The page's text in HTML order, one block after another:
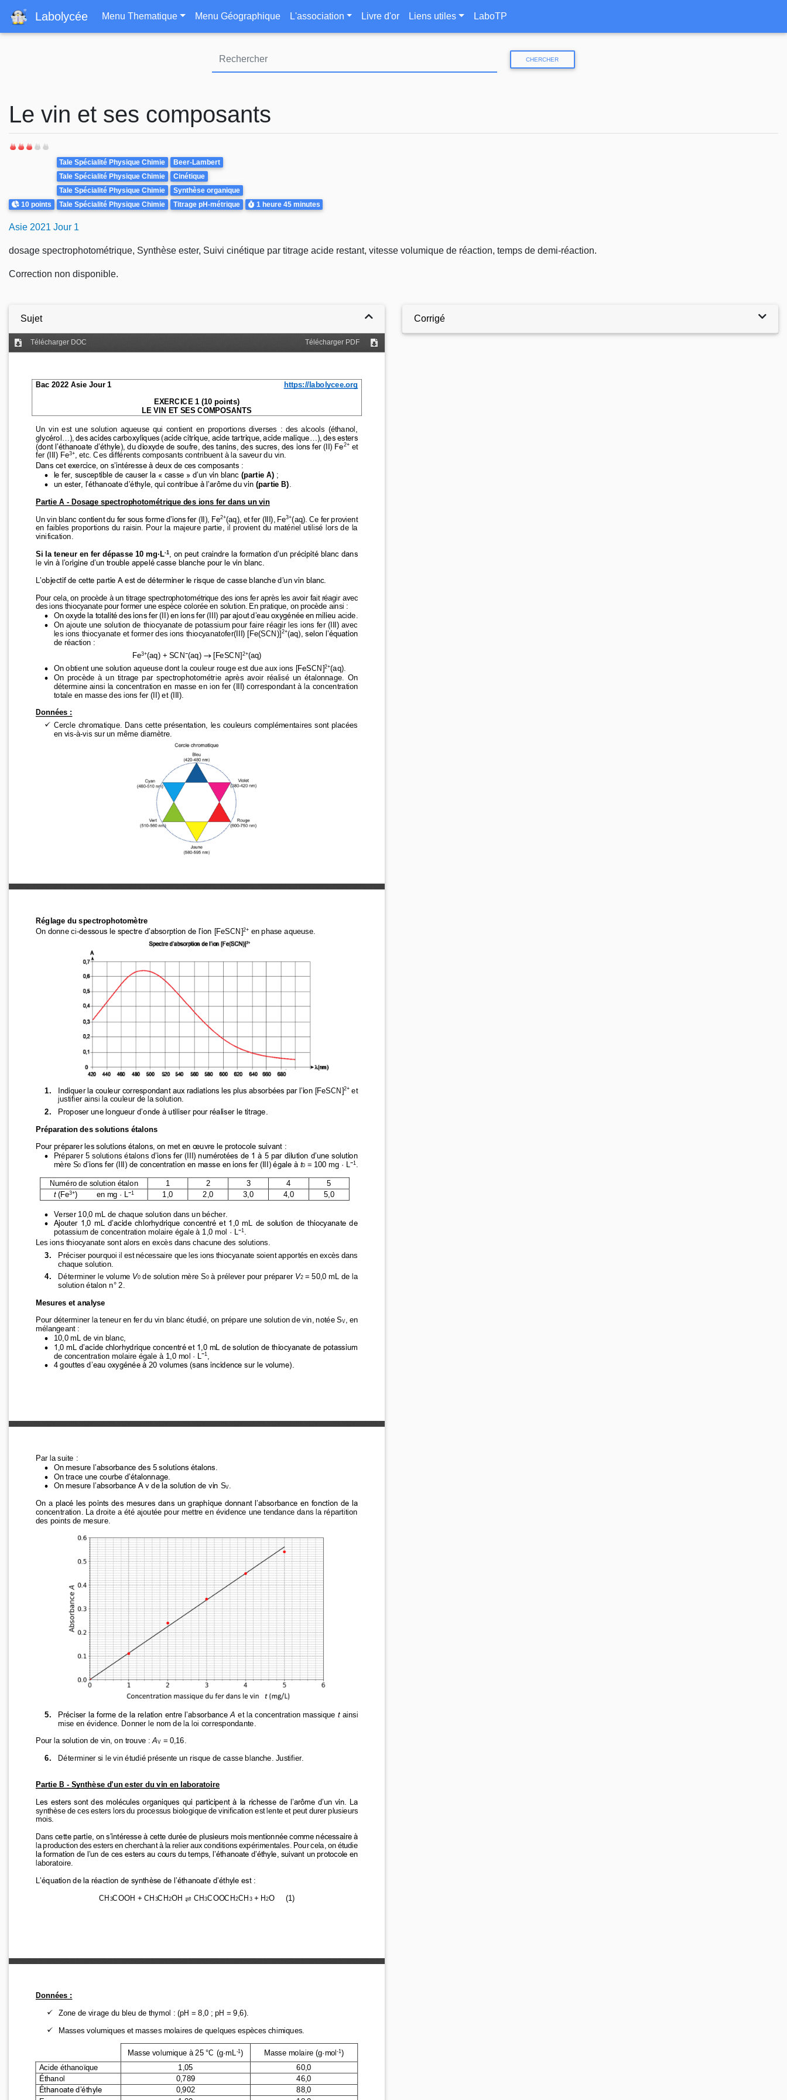
au
contenu
Labolycée Navigation principale
Menu Thematique Menu Géographique L'association Livre d'or Liens utiles LaboTP
CHERCHER
Le vin et ses composants
Points
10 points
Theme
Tale Spécialité Physique Chimie
Beer-Lambert
Tale Spécialité Physique Chimie
Cinétique
Tale Spécialité Physique Chimie
Synthèse organique
Tale Spécialité Physique Chimie
Titrage pH-métrique Durée
1 heure 45 minutes
Asie 2021 Jour 1
dosage spectrophotométrique, Synthèse ester, Suivi cinétique par titrage acide restant, vitesse volumique de réaction, temps de demi-réaction.
Correction non disponible.
Sujet Corrigé